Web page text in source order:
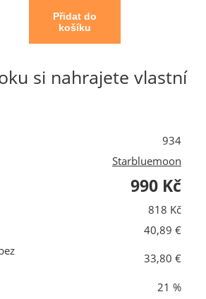
si nahrajete vlastní
934
Starbluemoon
990 Kč
818 Kč
40,89 €
33,80 €
21 %